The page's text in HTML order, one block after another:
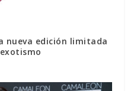
nueva edición limitada